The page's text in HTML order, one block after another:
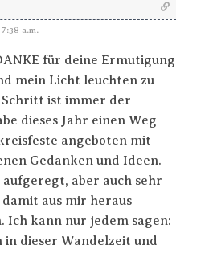
a.m.
für deine Ermutigung
mein Licht leuchten zu
Schritt ist immer der
dieses Jahr einen Weg
angeboten mit
Gedanken und Ideen.
aber auch sehr
aus mir heraus
Ich kann nur jedem sagen:
in dieser Wandelzeit und